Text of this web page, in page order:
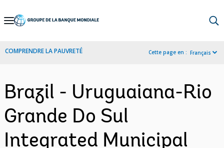
Skip
Navigation
COMPRENDRE LA PAUVRETÉ Cette page en : Français
Brazil - Uruguaiana-Rio
Grande Do Sul
Integrated Municipal